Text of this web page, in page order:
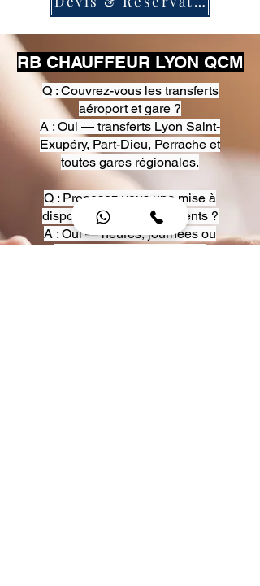
RB CHAUFFEUR LYON QCM
Q : Couvrez-vous les transferts
aéroport et gare ?
A : Oui — transferts Lyon Saint-
Exupéry, Part-Dieu, Perrache et
toutes gares régionales.
Q : Proposez-vous une mise à
disposition pour événements ?
A : Oui — heures, journées ou